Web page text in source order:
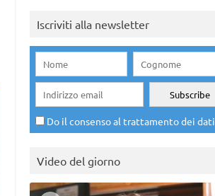
Iscriviti alla newsletter
Do il consenso al trattamento dei dati
Video del giorno